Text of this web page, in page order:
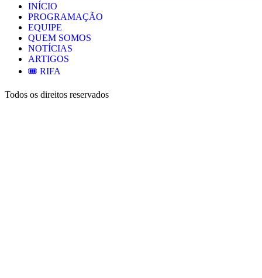
INÍCIO
PROGRAMAÇÃO
EQUIPE
QUEM SOMOS
NOTÍCIAS
ARTIGOS
🎟️ RIFA
Todos os direitos reservados